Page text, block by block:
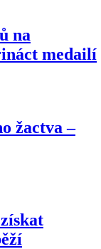
na
medailí
žactva –